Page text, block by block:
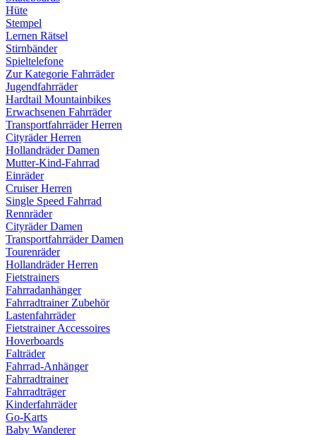
Hüte
Stempel
Lernen Rätsel
Stirnbänder
Spieltelefone
Zur Kategorie Fahrräder
Jugendfahrräder
Hardtail Mountainbikes
Erwachsenen Fahrräder
Transportfahrräder Herren
Cityräder Herren
Hollandräder Damen
Mutter-Kind-Fahrrad
Einräder
Cruiser Herren
Single Speed Fahrrad
Rennräder
Cityräder Damen
Transportfahrräder Damen
Tourenräder
Hollandräder Herren
Fietstrainers
Fahrradanhänger
Fahrradtrainer Zubehör
Lastenfahrräder
Fietstrainer Accessoires
Hoverboards
Falträder
Fahrrad-Anhänger
Fahrradtrainer
Fahrradträger
Kinderfahrräder
Go-Karts
Baby Wanderer